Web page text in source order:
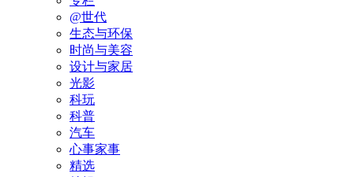
@世代
生态与环保
时尚与美容
设计与家居
光影
科玩
科普
汽车
心事家事
精选